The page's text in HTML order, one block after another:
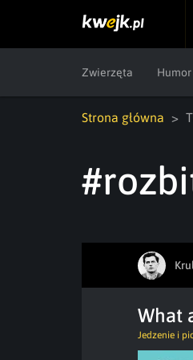
Zwierzęta Humor
Strona główna
What
Jedzenie i